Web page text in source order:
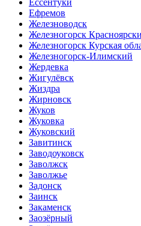
Ессентуки
Ефремов
Железноводск
Железногорск
Железногорск Курская
Железногорск-Илимский
Жердевка
Жигулёвск
Жиздра
Жирновск
Жуков
Жуковка
Жуковский
Завитинск
Заводоуковск
Заволжск
Заволжье
Задонск
Заинск
Закаменск
Заозёрный